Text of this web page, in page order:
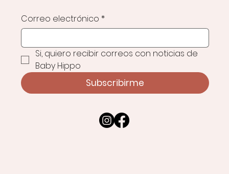
Correo electrónico *
Si, quiero recibir correos con noticias de
Baby Hippo
Subscribirme